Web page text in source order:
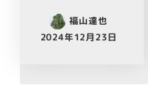
福山達也
2024年12月23日